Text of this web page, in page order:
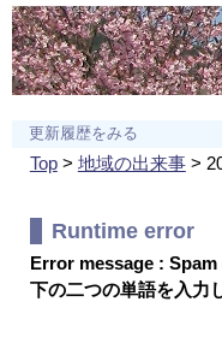
更新履歴をみる
Top> 地域の出来事>
Runtime error
Error message :
下の二つの単語を入力